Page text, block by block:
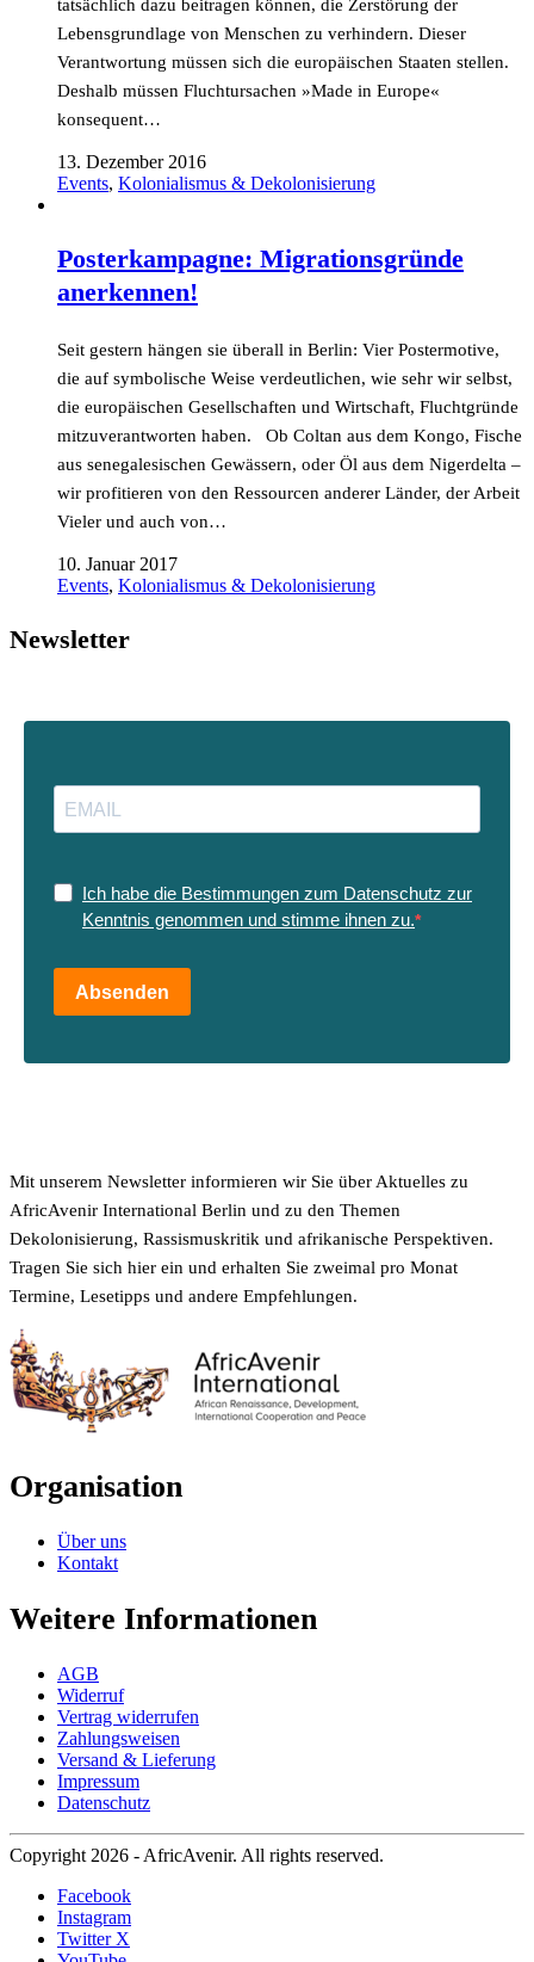
tatsächlich dazu beitragen können, die Zerstörung der
Lebensgrundlage von Menschen zu verhindern. Dieser
Verantwortung müssen sich die europäischen Staaten stellen.
Deshalb müssen Fluchtursachen »Made in Europe«
konsequent…
13. Dezember 2016
Events, Kolonialismus & Dekolonisierung
Posterkampagne: Migrationsgründe
anerkennen!
Seit gestern hängen sie überall in Berlin: Vier Postermotive,
die auf symbolische Weise verdeutlichen, wie sehr wir selbst,
die europäischen Gesellschaften und Wirtschaft, Fluchtgründe
mitzuverantworten haben. Ob Coltan aus dem Kongo, Fische
aus senegalesischen Gewässern, oder Öl aus dem Nigerdelta –
wir profitieren von den Ressourcen anderer Länder, der Arbeit
Vieler und auch von…
10. Januar 2017
Events, Kolonialismus & Dekolonisierung
Newsletter
Ich habe die Bestimmungen zum Datenschutz zur
Kenntnis genommen und stimme ihnen zu.
Absenden
Mit unserem Newsletter informieren wir Sie über Aktuelles zu
AfricAvenir International Berlin und zu den Themen
Dekolonisierung, Rassismuskritik und afrikanische Perspektiven.
Tragen Sie sich hier ein und erhalten Sie zweimal pro Monat
Termine, Lesetipps und andere Empfehlungen.
Organisation
Über uns
Kontakt
Weitere Informationen
AGB
Widerruf
Vertrag widerrufen
Zahlungsweisen
Versand & Lieferung
Impressum
Datenschutz
Copyright 2026 - AfricAvenir. All rights reserved.
Facebook
Instagram
Twitter X